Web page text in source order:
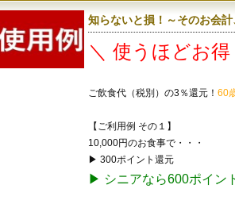
知らないと損！～そのお会
＼ 使うほどお得
ご飲食代（税別）の3％還元！ 60
【ご利用例 その１】
10,000円のお食事で・・・
▶ 300ポイント還元
▶ シニアなら600ポイン